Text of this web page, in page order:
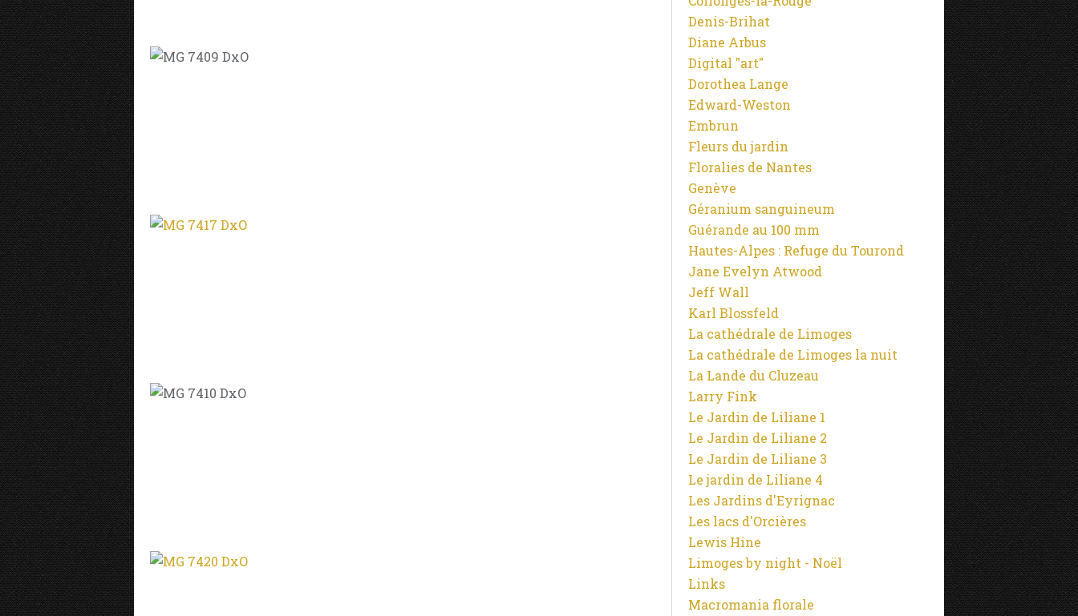
Denis-Brihat
Diane Arbus
Digital "art"
Dorothea Lange
Edward-Weston
Embrun
Fleurs du jardin
Floralies de Nantes
Genève
Géranium sanguineum
Guérande au 100 mm
Hautes-Alpes : Refuge du Tourond
Jane Evelyn Atwood
Jeff Wall
Karl Blossfeld
La cathédrale de Limoges
La cathédrale de Limoges la nuit
La Lande du Cluzeau
Larry Fink
Le Jardin de Liliane 1
Le Jardin de Liliane 2
Le Jardin de Liliane 3
Le jardin de Liliane 4
Les Jardins d'Eyrignac
Les lacs d'Orcières
Lewis Hine
Limoges by night - Noël
Links
Macromania florale